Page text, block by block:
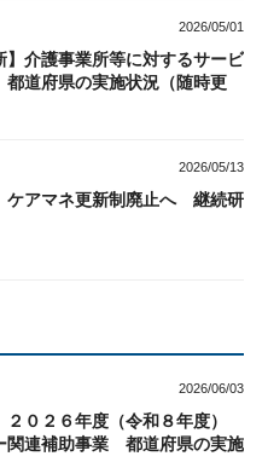
2026/05/01
】介護事業所等に対するサービ
道府県の実施状況（随時更
2026/05/13
ケアマネ更新制廃止へ 継続研
2026/06/03
２０２６年度（令和８年度）
関連補助事業 都道府県の実施